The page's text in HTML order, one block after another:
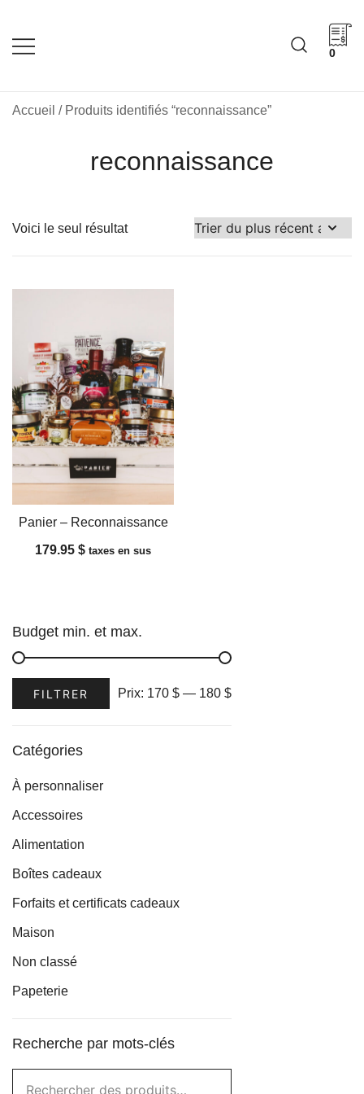
content
0
Accueil / Produits identifiés “reconnaissance”
reconnaissance
Voici le seul résultat
Panier – Reconnaissance
179.95 $ taxes en sus
Budget min. et max.
FILTRER Prix: 170 $ — 180 $
Catégories
À personnaliser
Accessoires
Alimentation
Boîtes cadeaux
Forfaits et certificats cadeaux
Maison
Non classé
Papeterie
Recherche par mots-clés